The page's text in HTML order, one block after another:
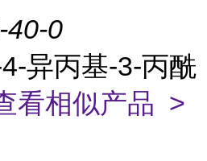
40-0
异丙基-3-丙酰
看相似产品 >